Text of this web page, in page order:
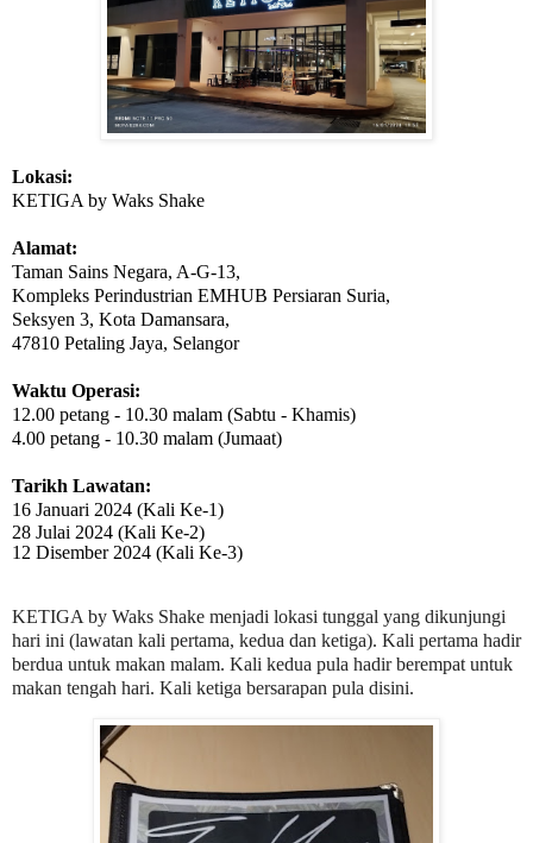
Lokasi:
KETIGA by Waks Shake
Alamat:
Taman Sains Negara, A-G-13,
Kompleks Perindustrian EMHUB Persiaran Suria,
Seksyen 3, Kota Damansara,
47810 Petaling Jaya, Selangor
Waktu Operasi:
12.00 petang - 10.30 malam (Sabtu - Khamis)
4.00 petang - 10.30 malam (Jumaat)
Tarikh Lawatan:
16 Januari 2024 (Kali Ke-1)
28 Julai 2024 (Kali Ke-2)
12 Disember 2024 (Kali Ke-3)
KETIGA by Waks Shake menjadi lokasi tunggal yang dikunjungi
hari ini (lawatan kali pertama, kedua dan ketiga). Kali pertama hadir
berdua untuk makan malam. Kali kedua pula hadir berempat untuk
makan tengah hari. Kali ketiga bersarapan pula disini.